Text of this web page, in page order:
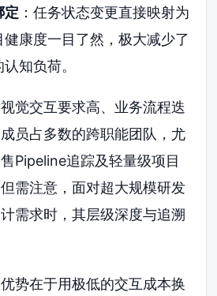
定 ：任务状态变更直接映射为
康度一目了然，极大减少了
知负荷。
觉交互要求高、业务流程迭
员占多数的跨职能团队，尤
Pipeline追踪及轻量级项目
需注意，面对超大规模研发
需求时，其层级深度与追溯
势在于用极低的交互成本换